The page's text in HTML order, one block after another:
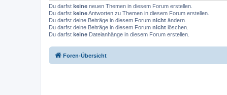
Du darfst keine neuen Themen in diesem Forum erstellen.
Du darfst keineAntworten zu Themen in diesem Forum erstellen.
Du darfst deine Beiträge in diesem Forum nicht ändern.
Du darfst deine Beiträge in diesem Forum nicht löschen.
Du darfst keine Dateianhänge in diesem Forum erstellen.
Foren-Übersicht